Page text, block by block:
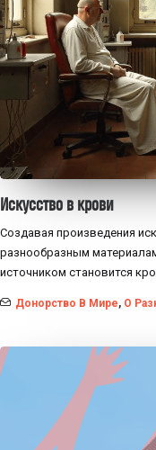
Искусство в крови
Создавая произведения
разнообразным
источником становится
Донорство В Мире, О